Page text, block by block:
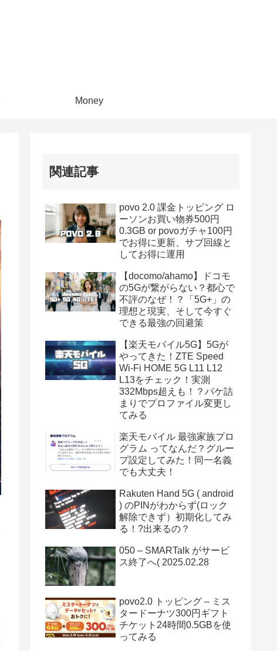
Money
関連記事
povo 2.0 課金トッピング ロ
ーソンお買い物券500円
0.3GB or povoガチャ100円
でお得に更新、サブ回線と
してお得に運用
【docomo/ahamo】ドコモ
の5Gが繋がらない？都心で
不評のなぜ！？「5G+」の
理想と現実、そして今すぐ
できる最強の回避策
【楽天モバイル5G】5Gが
やってきた！ZTE Speed
Wi-Fi HOME 5G L11 L12
L13をチェック！実測
332Mbps超えも！？パケ詰
まりでプロファイル変更し
てみる
楽天モバイル 最強家族プロ
グラム ってなんだ？グルー
プ設定してみた！同一名義
でも大丈夫！
Rakuten Hand 5G ( android
) のPINがわからず(ロック
解除できず）初期化してみ
る！?出来るの？
050 – SMARTalk がサービ
ス終了へ( 2025.02.28
povo2.0 トッピング – ミス
タードーナツ300円ギフト
チケット24時間0.5GBを使
ってみる